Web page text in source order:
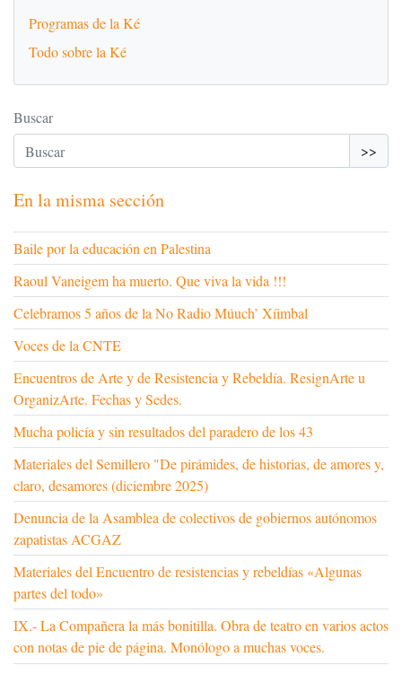
Programas de la Ké
Todo sobre la Ké
Buscar
>>
En la misma sección
Baile por la educación en Palestina
Raoul Vaneigem ha muerto. Que viva la vida !!!
Celebramos 5 años de la No Radio Múuch’ Xíimbal
Voces de la CNTE
Encuentros de Arte y de Resistencia y Rebeldía. ResignArte u
OrganizArte. Fechas y Sedes.
Mucha policía y sin resultados del paradero de los 43
Materiales del Semillero "De pirámides, de historias, de amores y,
claro, desamores (diciembre 2025)
Denuncia de la Asamblea de colectivos de gobiernos autónomos
zapatistas ACGAZ
Materiales del Encuentro de resistencias y rebeldías «Algunas
partes del todo»
IX.- La Compañera la más bonitilla. Obra de teatro en varios actos
con notas de pie de página. Monólogo a muchas voces.